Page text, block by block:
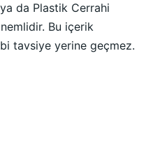
da Plastik Cerrahi
Bu içerik
tavsiye yerine geçmez.